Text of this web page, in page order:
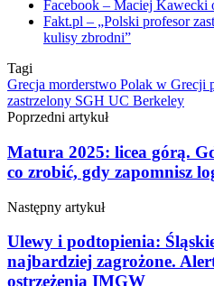
Facebook – Maciej Kawecki
Fakt.pl – „Polski profesor
kulisy zbrodni”
Tagi
Grecja morderstwo Polak w Grecji
zastrzelony SGH UC Berkeley
Poprzedni artykuł
Matura 2025: licea górą.
co zrobić, gdy zapomnisz
Następny artykuł
Ulewy i podtopienia:
najbardziej zagrożone.
ostrzeżenia IMGW